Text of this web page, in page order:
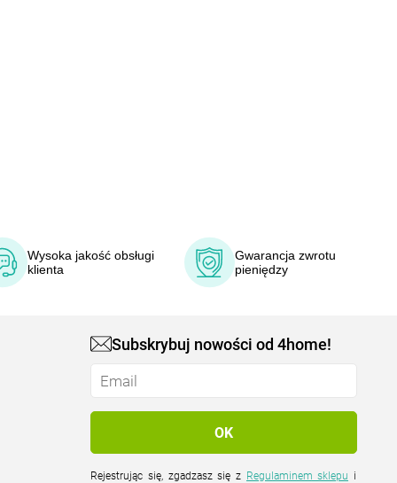
Wysoka jakość obsługi
klienta
Gwarancja zwrotu
pieniędzy
Subskrybuj nowości od 4home!
Rejestrując się, zgadzasz się z Regulaminem sklepu